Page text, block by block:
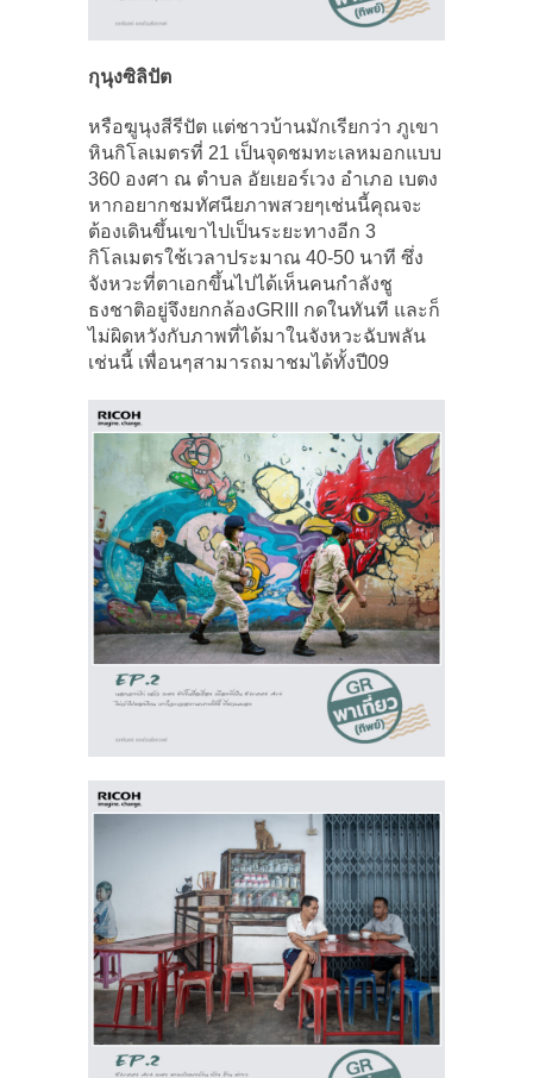
กุนุงซิลิปัต
หรือฆูนุงสีรีปัต แต่ชาวบ้านมักเรียกว่า ภูเขา
หินกิโลเมตรที่ 21 เป็นจุดชมทะเลหมอกแบบ
360 องศา ณ ตำบล อัยเยอร์เวง อำเภอ เบตง
หากอยากชมทัศนียภาพสวยๆเช่นนี้คุณจะ
ต้องเดินขึ้นเขาไปเป็นระยะทางอีก 3
กิโลเมตรใช้เวลาประมาณ 40-50 นาที ซึ่ง
จังหวะที่ตาเอกขึ้นไปได้เห็นคนกำลังชู
ธงชาติอยู่จึงยกกล้องGRIII กดในทันที และก็
ไม่ผิดหวังกับภาพที่ได้มาในจังหวะฉับพลัน
เช่นนี้ เพื่อนๆสามารถมาชมได้ทั้งปี09